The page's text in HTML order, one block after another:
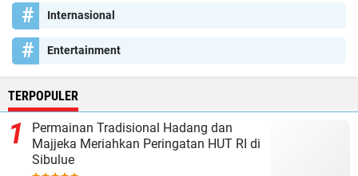
Internasional
Entertainment
TERPOPULER
Permainan Tradisional Hadang dan
Majjeka Meriahkan Peringatan HUT RI di
Sibulue